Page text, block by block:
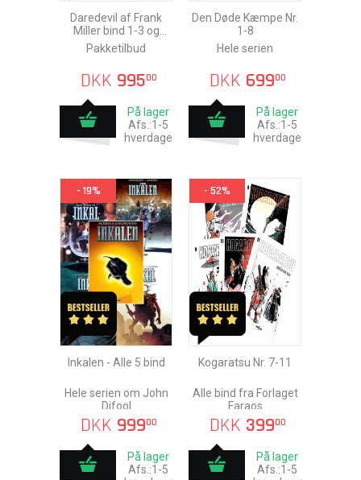
Daredevil af Frank
Miller bind 1-3 og
Genfødt
Pakketilbud
DKK 99500
På lager
Afs.:1-5
hverdage
Den Døde Kæmpe Nr.
1-8
Hele serien
DKK 69900
På lager
Afs.:1-5
hverdage
- 19%
Inkalen - Alle 5 bind
Hele serien om John
Difool
DKK 99900
På lager
Afs.:1-5
- 52%
Kogaratsu Nr. 7-11
Alle bind fra Forlaget
Faraos
DKK 39900
På lager
Afs.:1-5